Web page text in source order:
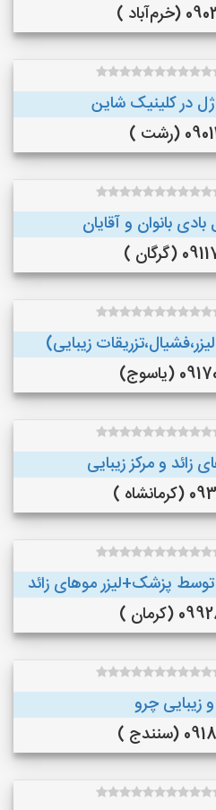
)
ژل در کلینیک شاین
(رشت )
بادی بانوان و آقایان
)
زیبایی)
زائد و مرکز زیبایی
)
توسط پزشک+لیزر موهای زائد
)
و زیبایی چرو
)